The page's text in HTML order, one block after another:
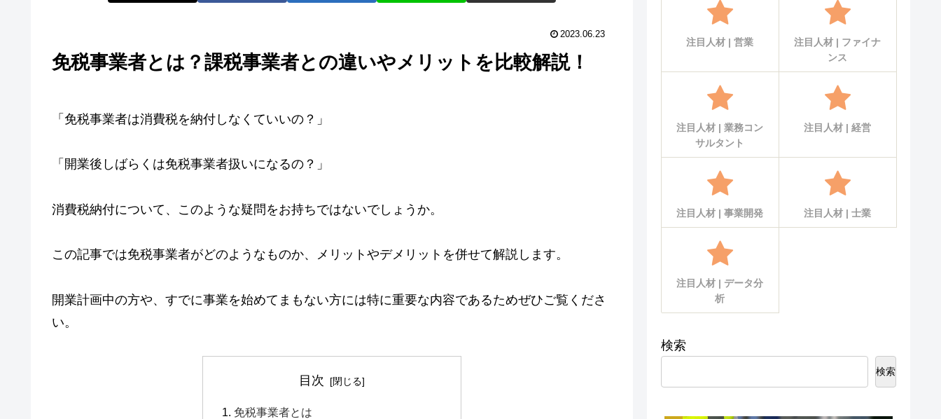
2023.06.23
免税事業者とは？課税事業者との違いやメリットを比較解説！
「免税事業者は消費税を納付しなくていいの？」
「開業後しばらくは免税事業者扱いになるの？」
消費税納付について、このような疑問をお持ちではないでしょうか。
この記事では免税事業者がどのようなものか、メリットやデメリットを併せて解説します。
開業計画中の方や、すでに事業を始めてまもない方には特に重要な内容であるためぜひご覧くださ
い。
目次
免税事業者とは
注目人材 | 営業
注目人材 | ファイナ
ンス
注目人材 | 業務コン
サルタント
注目人材 | 経営
注目人材 | 事業開発 注目人材 | 士業
注目人材 | データ分
析
検索
検索